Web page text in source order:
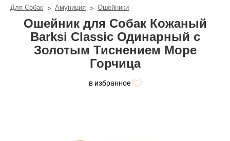
Для Собак Амуниция Ошейники
Ошейник для Собак Кожаный
Barksi Classic Одинарный с
Золотым Тиснением Море
Горчица
в избранное